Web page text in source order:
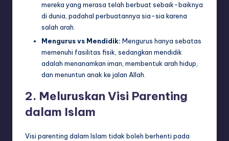
mereka yang merasa telah berbuat sebaik-baiknya
di dunia, padahal perbuatannya sia-sia karena
salah arah.
Mengurus vs Mendidik: Mengurus hanya sebatas
memenuhi fasilitas fisik, sedangkan mendidik
adalah menanamkan iman, membentuk arah hidup,
dan menuntun anak ke jalan Allah.
2. Meluruskan Visi Parenting
dalam Islam
Visi parenting dalam Islam tidak boleh berhenti pada